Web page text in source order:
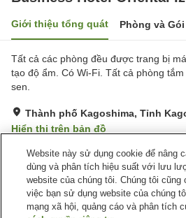
Giới thiệu tổng quát Phòng và
Tất cả các phòng đều được trang bị
tạo độ ẩm. Có Wi-Fi. Tất cả phòng
sen.
Thành phố Kagoshima, Tỉnh
Hiển thị trên bản đồ
Tốt Đánh giá:270lượt
Tiện nghi chỗ nghỉ
Bãi đỗ xe
Spa
Website này sử dụng cookie để nâng
dùng và phân tích hiệu suất với lưu
website của chúng tôi. Chúng tôi cũng
việc bạn sử dụng website của chúng
mạng xã hội, quảng cáo và phân tích